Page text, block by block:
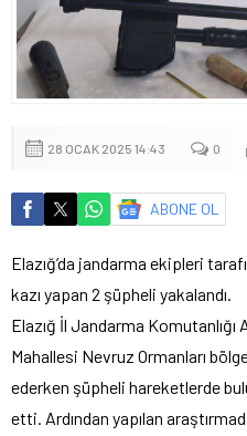
28 OCAK 2025 14:43 0
ABONE OL
Elazığ’da jandarma ekipleri
kazı yapan 2 şüpheli yakalandı.
Elazığ İl Jandarma
Mahallesi Nevruz Ormanları
ederken şüpheli hareketlerde
etti. Ardından yapılan